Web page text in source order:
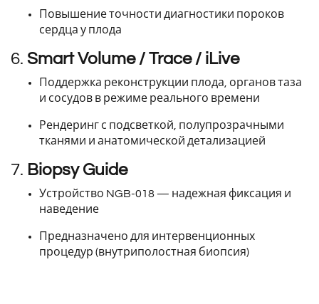
Повышение точности диагностики пороков
сердца у плода
6. Smart Volume / Trace / iLive
Поддержка реконструкции плода, органов таза
и сосудов в режиме реального времени
Рендеринг с подсветкой, полупрозрачными
тканями и анатомической детализацией
7. Biopsy Guide
Устройство NGB-018 — надежная фиксация и
наведение
Предназначено для интервенционных
процедур (внутриполостная биопсия)